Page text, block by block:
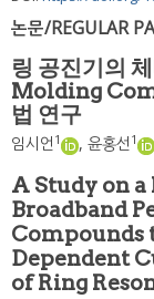
논문/REGULAR
링 공진기의
Molding
법 연구
임시언 1 , 윤홍선 1
A Study on
Broadband
Dependent
of Ring